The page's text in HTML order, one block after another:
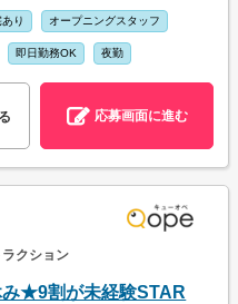
り オープニングスタッフ
即日勤務OK 夜勤
応募画面に進む
クション
み★9割が未経験STAR